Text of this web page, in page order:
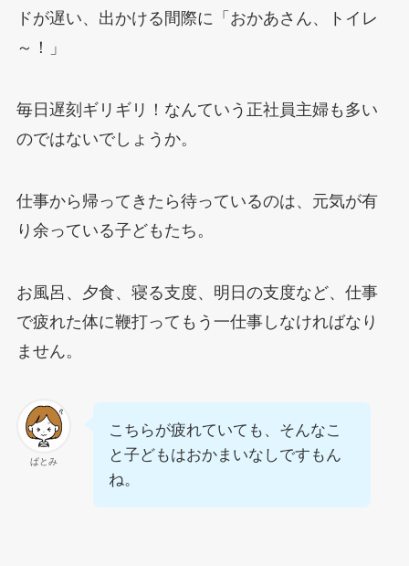
ドが遅い、出かける間際に「おかあさん、トイレ
～！」
毎日遅刻ギリギリ！なんていう正社員主婦も多い
のではないでしょうか。
仕事から帰ってきたら待っているのは、元気が有
り余っている子どもたち。
お風呂、夕食、寝る支度、明日の支度など、仕事
で疲れた体に鞭打ってもう一仕事しなければなり
ません。
ぱとみ
こちらが疲れていても、そんなこ
と子どもはおかまいなしですもん
ね。